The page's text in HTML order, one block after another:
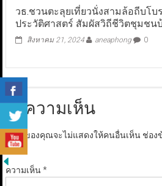
วธ.ชวนตะลุยเที่ยวนั่งสามล้อถีบโบ
ประวัติศาสตร์ สัมผัสวิถีชีวิตชุมชน
สิงหาคม 21, 2024 aneaphong 0
ใส่ความเห็น
อีเมลของคุณจะไม่แสดงให้คนอื่นเห็น ช่อง
*
ความเห็น*